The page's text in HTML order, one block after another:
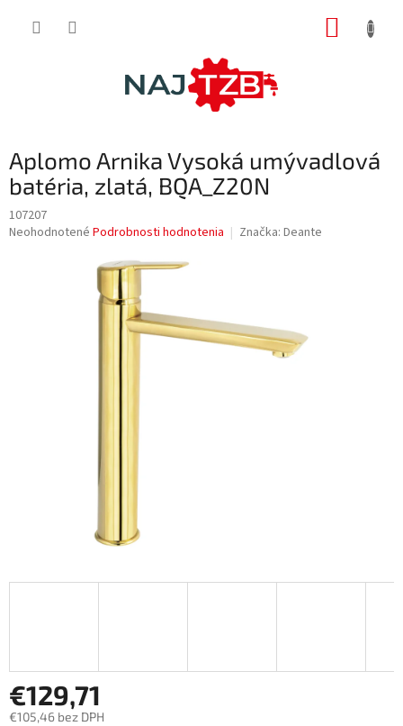
Aplomo Arnika Vysoká umývadlová
batéria, zlatá, BQA_Z20N
107207
Priemerné
Neohodnotené Podrobnosti hodnotenia Značka: Deante
€129,71
€105,46 bez DPH